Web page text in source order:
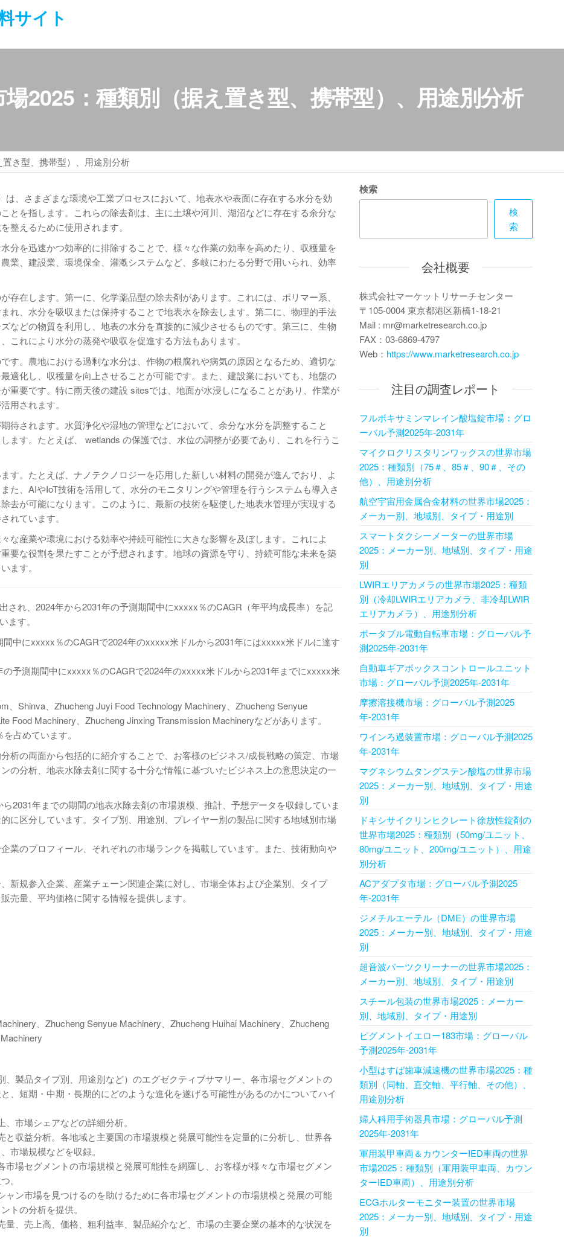
サイト
2025：種類別（据え置き型、携帯型）、用途別分析
き型、携帯型）、用途別分析
は、さまざまな環境や工業プロセスにおいて、地表水や表面に存在する水分を効
とを指します。これらの除去剤は、主に土壌や河川、湖沼などに存在する余分な
整えるために使用されます。
分を迅速かつ効率的に排除することで、様々な作業の効率を高めたり、収穫量を
業、建設業、環境保全、灌漑システムなど、多岐にわたる分野で用いられ、効率
存在します。第一に、化学薬品型の除去剤があります。これには、ポリマー系、
れ、水分を吸収または保持することで地表水を除去します。第二に、物理的手法
などの物質を利用し、地表の水分を直接的に減少させるものです。第三に、生物
れにより水分の蒸発や吸収を促進する方法もあります。
す。農地における過剰な水分は、作物の根腐れや病気の原因となるため、適切な
適化し、収穫量を向上させることが可能です。また、建設業においても、地盤の
重要です。特に雨天後の建設 sitesでは、地面が水浸しになることがあり、作業が
用されます。
待されます。水質浄化や湿地の管理などにおいて、余分な水分を調整すること
ます。たとえば、 wetlands の保護では、水位の調整が必要であり、これを行うこ
す。たとえば、ナノテクノロジーを応用した新しい材料の開発が進んでおり、よ
た、AIやIoT技術を活用して、水分のモニタリングや管理を行うシステムも導入さ
去が可能になります。このように、最新の技術を駆使した地表水管理が実現する
れています。
な産業や環境における効率や持続可能性に大きな影響を及ぼします。これによ
要な役割を果たすことが予想されます。地球の資源を守り、持続可能な未来を築
ます。
され、2024年から2031年の予測期間中にxxxxx％のCAGR（年平均成長率）を記
ます。
中にxxxxx％のCAGRで2024年のxxxxx米ドルから2031年にはxxxxx米ドルに達す
予測期間中にxxxxx％のCAGRで2024年のxxxxx米ドルから2031年までにxxxxx米
Shinva、Zhucheng Juyi Food Technology Machinery、Zhucheng Senyue
Food Machinery、Zhucheng Jinxing Transmission Machineryなどがあります。
占めています。
析の両面から包括的に紹介することで、お客様のビジネス/成長戦略の策定、市場
の分析、地表水除去剤に関する十分な情報に基づいたビジネス上の意思決定の一
2031年までの期間の地表水除去剤の市場規模、推計、予想データを収録していま
に区分しています。タイプ別、用途別、プレイヤー別の製品に関する地域別市場
業のプロフィール、それぞれの市場ランクを掲載しています。また、技術動向や
新規参入企業、産業チェーン関連企業に対し、市場全体および企業別、タイプ
売量、平均価格に関する情報を提供します。
、Zhucheng Senyue Machinery、Zhucheng Huihai Machinery、Zhucheng
製品タイプ別、用途別など）のエグゼクティブサマリー、各市場セグメントの
、短期・中期・長期的にどのような進化を遂げる可能性があるのかについてハイ
市場シェアなどの詳細分析。
収益分析。各地域と主要国の市場規模と発展可能性を定量的に分析し、世界各
市場規模などを収録。
場セグメントの市場規模と発展可能性を網羅し、お客様が様々な市場セグメン
。
ン市場を見つけるのを助けるために各市場セグメントの市場規模と発展の可能
トの分析を提供。
、売上高、価格、粗利益率、製品紹介など、市場の主要企業の基本的な状況を
検索
検
索
会社概要
株式会社マーケットリサーチセンター
〒105-0004 東京都港区新橋1-18-21
Mail : mr@marketresearch.co.jp
FAX：03-6869-4797
Web： https://www.marketresearch.co.jp
注目の調査レポート
フルボキサミンマレイン酸塩錠市場：グロ
ーバル予測2025年-2031年
マイクロクリスタリンワックスの世界市場
2025：種類別（75＃、85＃、90＃、その
他）、用途別分析
航空宇宙用金属合金材料の世界市場2025：
メーカー別、地域別、タイプ・用途別
スマートタクシーメーターの世界市場
2025：メーカー別、地域別、タイプ・用途
別
LWIRエリアカメラの世界市場2025：種類
別（冷却LWIRエリアカメラ、非冷却LWIR
エリアカメラ）、用途別分析
ポータブル電動自転車市場：グローバル予
測2025年-2031年
自動車ギアボックスコントロールユニット
市場：グローバル予測2025年-2031年
摩擦溶接機市場：グローバル予測2025
年-2031年
ワインろ過装置市場：グローバル予測2025
年-2031年
マグネシウムタングステン酸塩の世界市場
2025：メーカー別、地域別、タイプ・用途
別
ドキシサイクリンヒクレート徐放性錠剤の
世界市場2025：種類別（50mg/ユニット、
80mg/ユニット、200mg/ユニット）、用途
別分析
ACアダプタ市場：グローバル予測2025
年-2031年
ジメチルエーテル（DME）の世界市場
2025：メーカー別、地域別、タイプ・用途
別
超音波パーツクリーナーの世界市場2025：
メーカー別、地域別、タイプ・用途別
スチール包装の世界市場2025：メーカー
別、地域別、タイプ・用途別
ピグメントイエロー183市場：グローバル
予測2025年-2031年
小型はすば歯車減速機の世界市場2025：種
類別（同軸、直交軸、平行軸、その他）、
用途別分析
婦人科用手術器具市場：グローバル予測
2025年-2031年
軍用装甲車両＆カウンターIED車両の世界
市場2025：種類別（軍用装甲車両、カウン
ターIED車両）、用途別分析
ECGホルターモニター装置の世界市場
2025：メーカー別、地域別、タイプ・用途
別